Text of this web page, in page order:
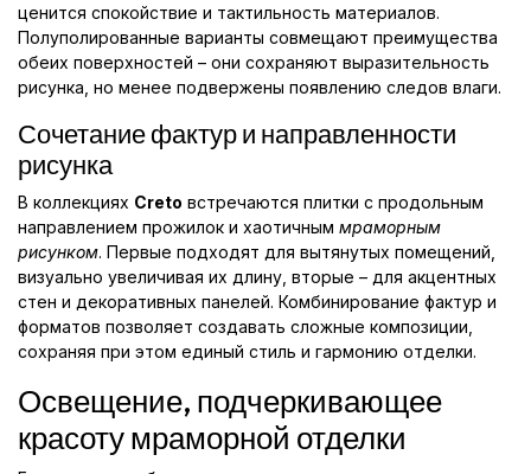
ценится спокойствие и тактильность материалов.
Полуполированные варианты совмещают преимущества
обеих поверхностей – они сохраняют выразительность
рисунка, но менее подвержены появлению следов влаги.
Сочетание фактур и направленности
рисунка
В коллекциях Creto встречаются плитки с продольным
направлением прожилок и хаотичным мраморным
рисунком. Первые подходят для вытянутых помещений,
визуально увеличивая их длину, вторые – для акцентных
стен и декоративных панелей. Комбинирование фактур и
форматов позволяет создавать сложные композиции,
сохраняя при этом единый стиль и гармонию отделки.
Освещение, подчеркивающее
красоту мраморной отделки